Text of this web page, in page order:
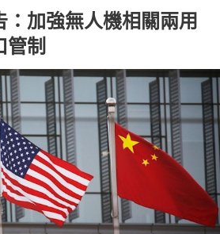
：加強無人機相關兩用
管制